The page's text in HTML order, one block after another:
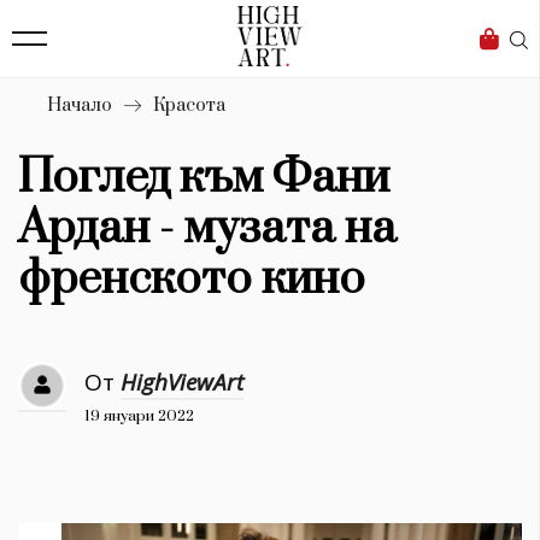
Бизнес
Мода
Dialogue
Изкуство
4338
Красота
Дизайн
Книги
Начало Красота
Поглед към Фани
Ардан - музата на
френското кино
От HighViewArt
19 януари 2022